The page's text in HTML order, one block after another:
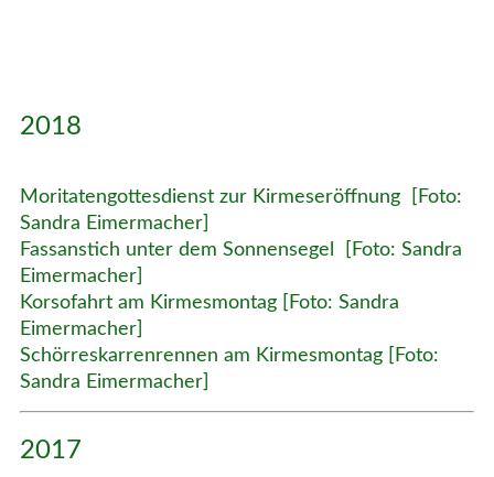
2018
Moritatengottesdienst zur Kirmeseröffnung [Foto:
Sandra Eimermacher]
Fassanstich unter dem Sonnensegel [Foto: Sandra
Eimermacher]
Korsofahrt am Kirmesmontag [Foto: Sandra
Eimermacher]
Schörreskarrenrennen am Kirmesmontag [Foto:
Sandra Eimermacher]
2017